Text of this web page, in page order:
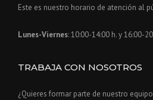
Este es nuestro horario de atención al
Lunes-Viernes: 10:00-14:00 h. y 16:00-
TRABAJA CON NOSOTROS
¿Quieres formar parte de nuestro